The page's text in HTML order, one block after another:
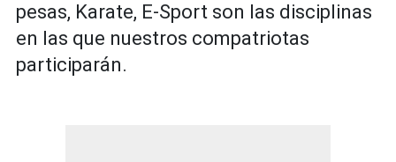
pesas, Karate, E-Sport son las disciplinas
en las que nuestros compatriotas
participarán.